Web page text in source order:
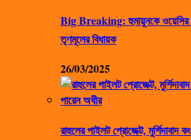
Big Breaking: হুমায়ুনকে ওয়েসির
তৃণমূলের বিধায়ক
26/03/2025
রাহুলের পাইলট প্রোজেক্ট, মুর্শিদাবাদ